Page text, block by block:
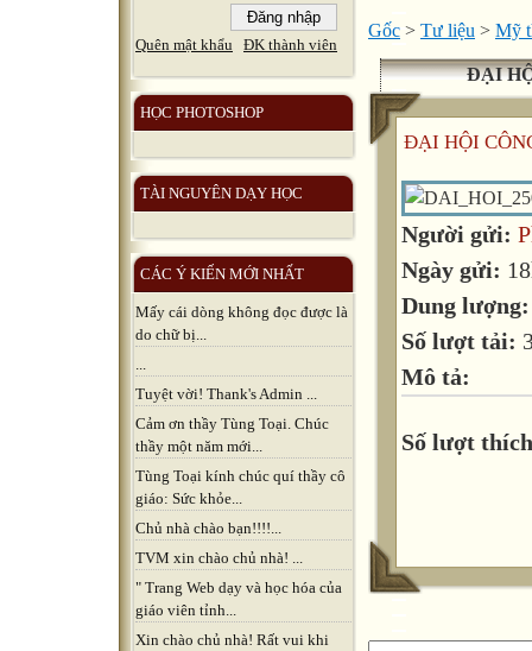
Quên mật khẩu ĐK thành viên
HỌC PHOTOSHOP
TÀI NGUYÊN DẠY HỌC
CÁC Ý KIẾN MỚI NHẤT
Mấy cái dòng không đọc được là
do chữ bị...
...
Tuyệt vời! Thank's Admin ...
Cảm ơn thầy Tùng Toại. Chúc
thầy một năm mới...
Tùng Toại kính chúc quí thầy cô
giáo: Sức khỏe...
Chủ nhà chào bạn!!!!...
TVM xin chào chủ nhà! ...
" Trang Web dạy và học hóa của
giáo viên tỉnh...
Xin chào chủ nhà! Rất vui khi
Gốc > Tư liệu > Mỹ
ĐẠI
ĐẠI HỘI
Người gửi:
Ngày gửi:
Dung
Số lượt tải:
Mô tả:
Số lượt